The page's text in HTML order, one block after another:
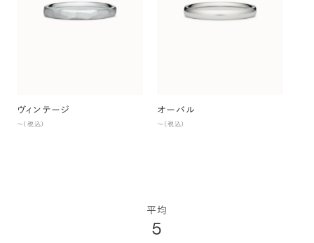
ヴィンテージ
〜（税込）
オーバル
〜（税込）
平均
5